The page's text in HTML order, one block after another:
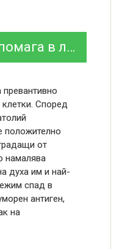
ракови заболявания
Според
положително
от
намалява
духа им и най-
спад в
антиген,
на